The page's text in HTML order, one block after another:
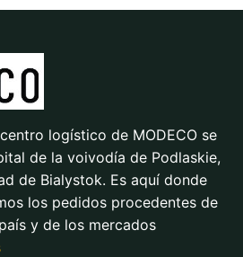
logístico de MODECO se
de la voivodía de Podlaskie,
de Bialystok. Es aquí donde
los pedidos procedentes de
y de los mercados